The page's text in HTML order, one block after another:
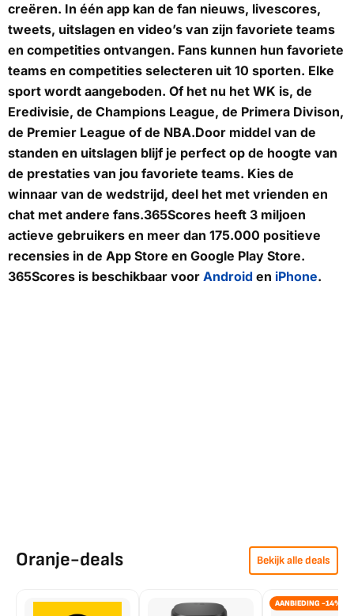
creëren. In één app kan de fan nieuws, livescores,
tweets, uitslagen en video’s van zijn favoriete teams
en competities ontvangen. Fans kunnen hun favoriete
teams en competities selecteren uit 10 sporten. Elke
sport wordt aangeboden. Of het nu het WK is, de
Eredivisie, de Champions League, de Primera Divison,
de Premier League of de NBA.Door middel van de
standen en uitslagen blijf je perfect op de hoogte van
de prestaties van jou favoriete teams. Kies de
winnaar van de wedstrijd, deel het met vrienden en
chat met andere fans.365Scores heeft 3 miljoen
actieve gebruikers en meer dan 175.000 positieve
recensies in de App Store en Google Play Store.
365Scores is beschikbaar voor Android en iPhone.
Oranje-deals Bekijk alle deals
AANBIEDING -14%